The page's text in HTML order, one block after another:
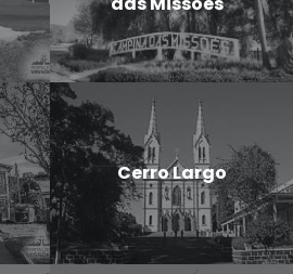
Cerro Largo